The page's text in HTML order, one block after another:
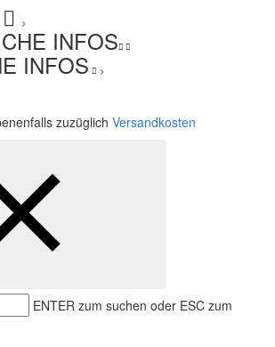
>
INFOS
INFOS >
zuzüglich Versandkosten
ENTER zum suchen oder ESC zum